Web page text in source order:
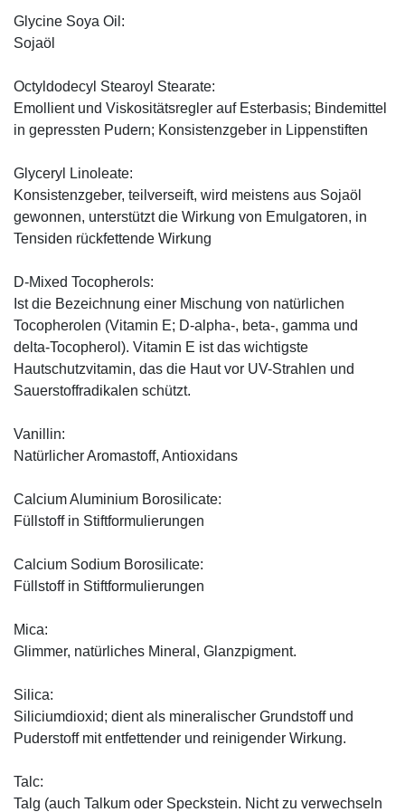
Glycine Soya Oil:
Sojaöl
Octyldodecyl Stearoyl Stearate:
Emollient und Viskositätsregler auf Esterbasis; Bindemittel
in gepressten Pudern; Konsistenzgeber in Lippenstiften
Glyceryl Linoleate:
Konsistenzgeber, teilverseift, wird meistens aus Sojaöl
gewonnen, unterstützt die Wirkung von Emulgatoren, in
Tensiden rückfettende Wirkung
D-Mixed Tocopherols:
Ist die Bezeichnung einer Mischung von natürlichen
Tocopherolen (Vitamin E; D-alpha-, beta-, gamma und
delta-Tocopherol). Vitamin E ist das wichtigste
Hautschutzvitamin, das die Haut vor UV-Strahlen und
Sauerstoffradikalen schützt.
Vanillin:
Natürlicher Aromastoff, Antioxidans
Calcium Aluminium Borosilicate:
Füllstoff in Stiftformulierungen
Calcium Sodium Borosilicate:
Füllstoff in Stiftformulierungen
Mica:
Glimmer, natürliches Mineral, Glanzpigment.
Silica:
Siliciumdioxid; dient als mineralischer Grundstoff und
Puderstoff mit entfettender und reinigender Wirkung.
Talc:
Talg (auch Talkum oder Speckstein. Nicht zu verwechseln